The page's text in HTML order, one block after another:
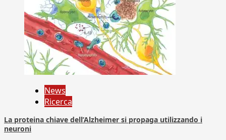
News
Ricerca
La proteina chiave dell’Alzheimer si propaga utilizzando i
neuroni